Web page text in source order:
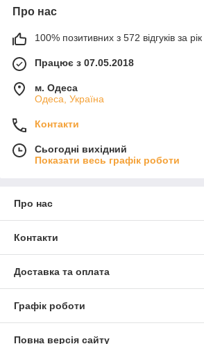
Про нас
100% позитивних з 572 відгуків за рік
Працює з 07.05.2018
м. Одеса
Одеса, Україна
Контакти
Сьогодні вихідний
Показати весь графік роботи
Про нас
Контакти
Доставка та оплата
Графік роботи
Повна версія сайту